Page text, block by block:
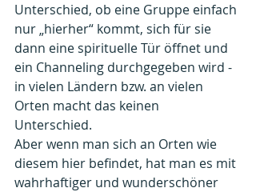
Unterschied, ob eine Gruppe einfach
nur „hierher“ kommt, sich für sie
dann eine spirituelle Tür öffnet und
ein Channeling durchgegeben wird -
in vielen Ländern bzw. an vielen
Orten macht das keinen
Unterschied.
Aber wenn man sich an Orten wie
diesem hier befindet, hat man es mit
wahrhaftiger und wunderschöner